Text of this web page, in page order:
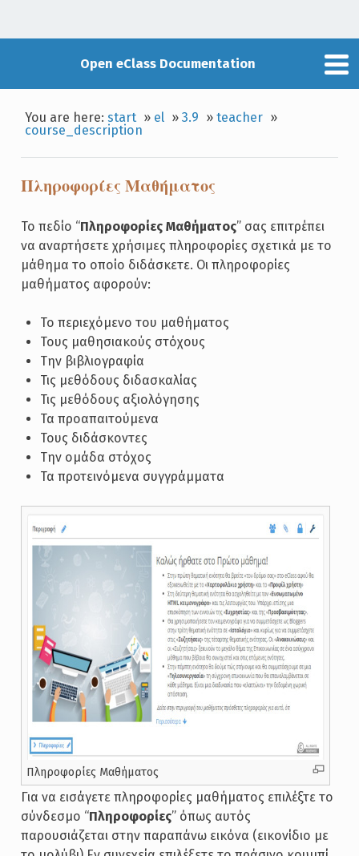
Open eClass Documentation
You are here:start » el »3.9 »teacher »
course_description
Πληροφορίες Μαθήματος
Το πεδίο “Πληροφορίες Μαθήματος” σας επιτρέπει
να αναρτήσετε χρήσιμες πληροφορίες σχετικά με το
μάθημα το οποίο διδάσκετε. Οι πληροφορίες
μαθήματος αφορούν:
Το περιεχόμενο του μαθήματος
Τους μαθησιακούς στόχους
Την βιβλιογραφία
Τις μεθόδους διδασκαλίας
Τις μεθόδους αξιολόγησης
Τα προαπαιτούμενα
Τους διδάσκοντες
Την ομάδα στόχος
Τα προτεινόμενα συγγράμματα
Πληροφορίες Μαθήματος
Για να εισάγετε πληροφορίες μαθήματος επιλέξτε το
σύνδεσμο “Πληροφορίες” όπως αυτός
παρουσιάζεται στην παραπάνω εικόνα (εικονίδιο με